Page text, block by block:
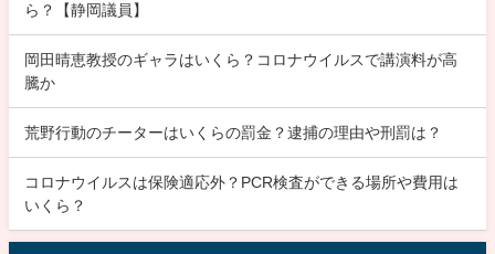
ら？【静岡議員】
岡田晴恵教授のギャラはいくら？コロナウイルスで講演料が高
騰か
荒野行動のチーターはいくらの罰金？逮捕の理由や刑罰は？
コロナウイルスは保険適応外？PCR検査ができる場所や費用は
いくら？